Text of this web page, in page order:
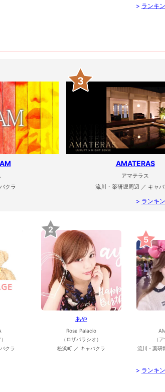
> ランキ
クラ
3
AMATERAS
アマテラス
流川・薬研堀周辺 ／ キャバ
> ランキ
クラ
2
あや
Rosa Palacio
（ロザパラシオ）
松浜町 ／ キャバクラ
5
（
流川・薬研
> ランキ